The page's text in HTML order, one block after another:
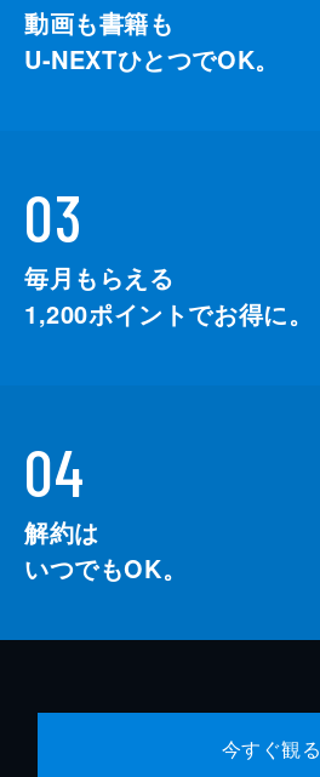
動画も書籍も
U-NEXTひとつでOK。
03
毎月もらえる
1,200ポイントでお得に。
04
解約は
いつでもOK。
今すぐ観る